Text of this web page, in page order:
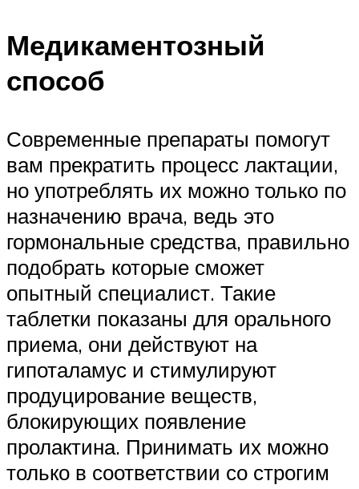
Медикаментозный
способ
Современные препараты помогут
вам прекратить процесс лактации,
но употреблять их можно только по
назначению врача, ведь это
гормональные средства, правильно
подобрать которые сможет
опытный специалист. Такие
таблетки показаны для орального
приема, они действуют на
гипоталамус и стимулируют
продуцирование веществ,
блокирующих появление
пролактина. Принимать их можно
только в соответствии со строгим